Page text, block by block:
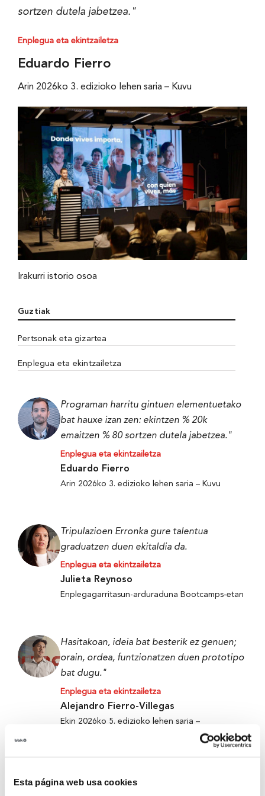
Esta página web usa cookies
sortzen dutela jabetzea."
Enplegua eta ekintzailetza
Eduardo Fierro
Arin 2026ko 3. edizioko lehen saria – Kuvu
Irakurri istorio osoa
Guztiak
Pertsonak eta gizartea
Enplegua eta ekintzailetza
Programan harritu gintuen elementuetako
bat hauxe izan zen: ekintzen % 20k
emaitzen % 80 sortzen dutela jabetzea."
Enplegua eta ekintzailetza
Eduardo Fierro
Arin 2026ko 3. edizioko lehen saria – Kuvu
Tripulazioen Erronka gure talentua
graduatzen duen ekitaldia da.
Enplegua eta ekintzailetza
Julieta Reynoso
Enplegagarritasun-arduraduna Bootcamps-etan
Hasitakoan, ideia bat besterik ez genuen;
orain, ordea, funtzionatzen duen prototipo
bat dugu."
Enplegua eta ekintzailetza
Alejandro Fierro-Villegas
Ekin 2026ko 5. edizioko lehen saria –
Tripulazioen Erronka gure talentua